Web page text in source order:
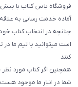
آماده خدمت رسانی به
چنانچه در انتخاب کتاب
است میتوانید با تیم ما در
کنند
همچنین اگر کتاب مورد نظر
شما در انبار ما موجود